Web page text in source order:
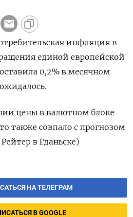
инфляция в
единой европейской
0,2% в месячном
цены в валютном блоке
также совпало с прогнозом
в Гданьске)
НА ТЕЛЕГРАМ
В GOOGLE